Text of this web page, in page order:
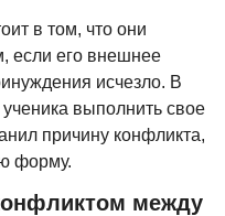
в том, что они
если его внешнее
исчезло. В
выполнить свое
причину конфликта,
форму.
между